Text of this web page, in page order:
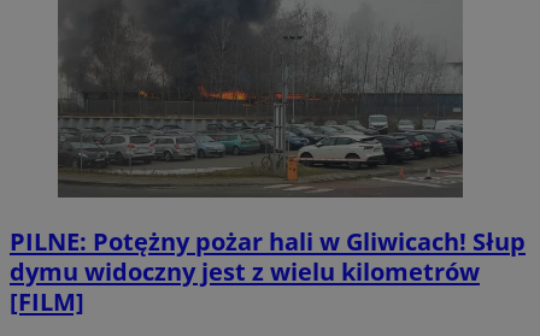
PILNE: Potężny pożar hali w Gliwicach! Słup
dymu widoczny jest z wielu kilometrów
[FILM]